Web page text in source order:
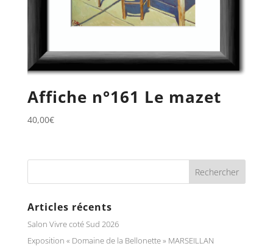
Affiche n°161 Le mazet
40,00€
Articles récents
Salon Vivre coté Sud 2026
Exposition « Domaine de la Bellonette » MARSEILLAN